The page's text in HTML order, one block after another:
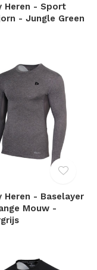
Heren - Sport
- Jungle Green
Heren - Baselayer
Mouw -